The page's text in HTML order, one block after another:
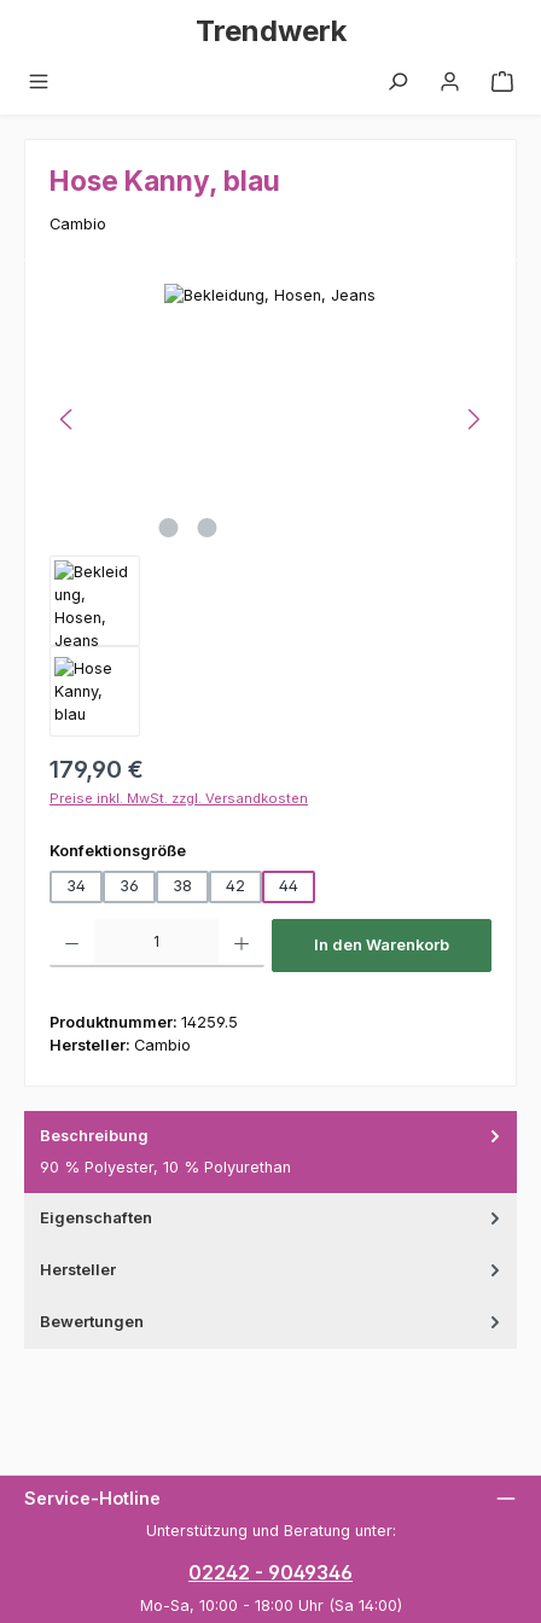
Zum Hauptinhalt springenTrendwerk
Hose Kanny, blau
Cambio
Bildergalerie überspringen
Regulärer Preis:
179,90 €
Preise inkl. MwSt. zzgl. Versandkosten
Konfektionsgrößeauswählen
34
36 38 42 44
In den Warenkorb
Produktnummer: 14259.5
Hersteller: Cambio
Beschreibung
90 % Polyester, 10 % Polyurethan
Eigenschaften
Hersteller
Bewertungen
Service-Hotline
Unterstützung und Beratung unter:
02242 - 9049346
Mo-Sa, 10:00 - 18:00 Uhr (Sa 14:00)